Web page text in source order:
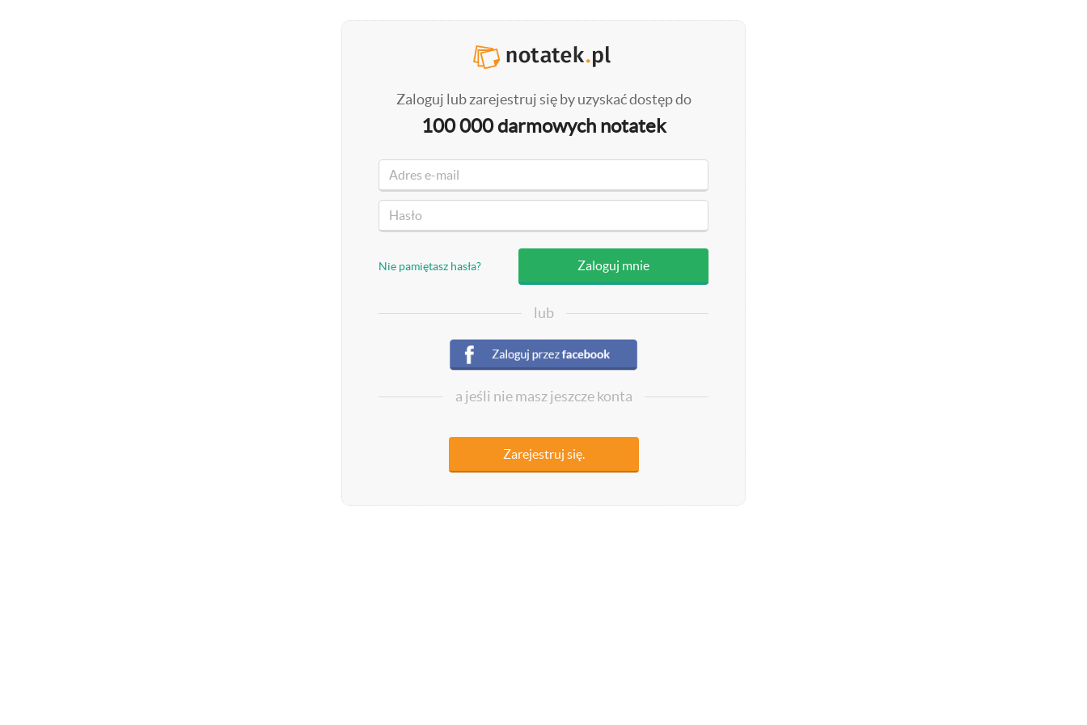
Zaloguj lub zarejestruj się by uzyskać dostęp do
100 000 darmowych notatek
Nie pamiętasz hasła?
lub
a jeśli nie masz jeszcze konta
Zarejestruj się.